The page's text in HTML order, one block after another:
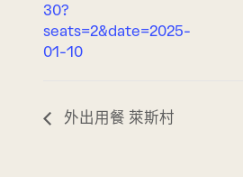
30?
seats=2&date=2025-
01-10
外出用餐 萊斯村